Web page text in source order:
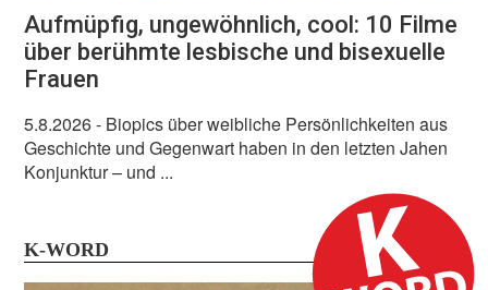
Aufmüpfig, ungewöhnlich, cool: 10 Filme
über berühmte lesbische und bisexuelle
Frauen
5.8.2026- Biopics über weibliche Persönlichkeiten aus
Geschichte und Gegenwart haben in den letzten Jahen
Konjunktur – und ...
K-WORD